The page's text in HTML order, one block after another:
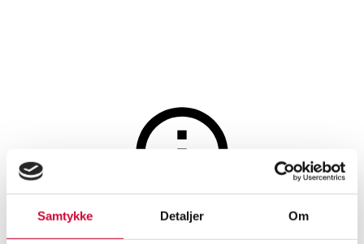
Samtykke Detaljer Om
Auktionen er afsluttet